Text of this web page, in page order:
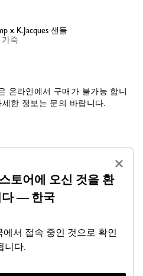
x K.Jacques 샌들
죽
온라인에서 구매가 불가능 합니
세한 정보는 문의 바랍니다.
×
토어에 오신 것을 환
다 — 한국
서 접속 중인 것으로 확인
니다.